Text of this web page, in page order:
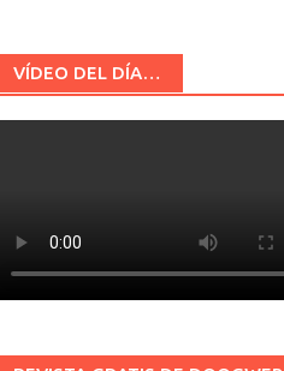
VÍDEO DEL DÍA…